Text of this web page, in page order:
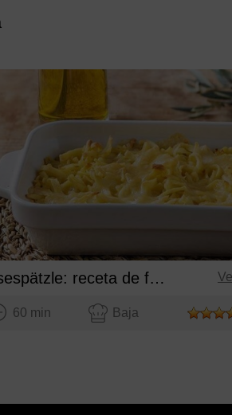
Käsespätzle: receta de fideos alemana
60 min Baja